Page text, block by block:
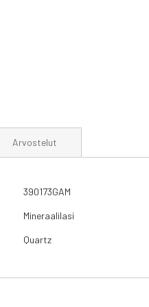
390173GAM
Mineraalilasi
Quartz
Arvostelut